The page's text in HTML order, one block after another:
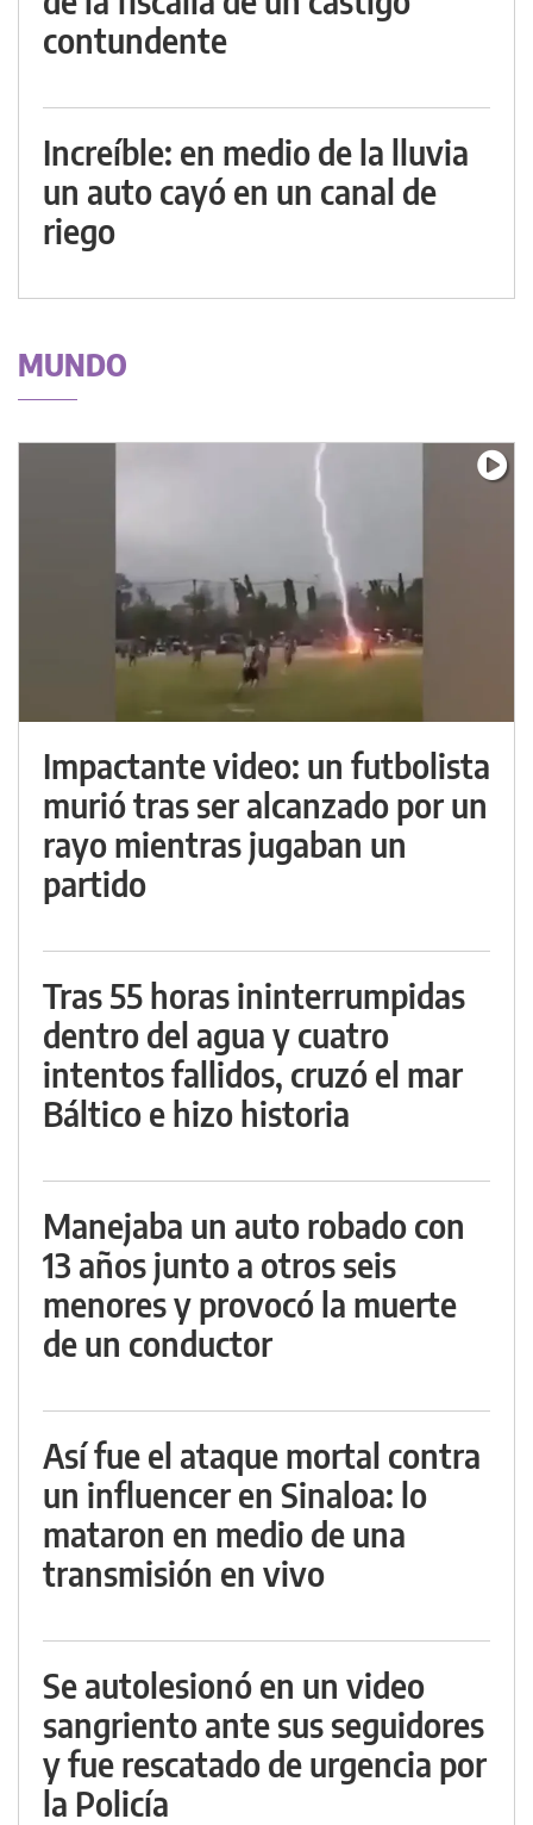
contundente
Increíble: en medio de la lluvia
un auto cayó en un canal de
riego
MUNDO
Impactante video: un futbolista
murió tras ser alcanzado por un
rayo mientras jugaban un
partido
Tras 55 horas ininterrumpidas
dentro del agua y cuatro
intentos fallidos, cruzó el mar
Báltico e hizo historia
Manejaba un auto robado con
13 años junto a otros seis
menores y provocó la muerte
de un conductor
Así fue el ataque mortal contra
un influencer en Sinaloa: lo
mataron en medio de una
transmisión en vivo
Se autolesionó en un video
sangriento ante sus seguidores
y fue rescatado de urgencia por
la Policía